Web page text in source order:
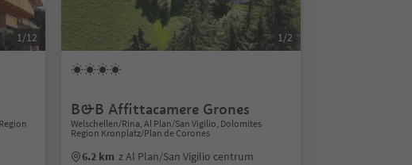
1/12 1/2
B&B Affittacamere Grones
Welschellen/Rina, Al Plan/San Vigilio, Dolomites
Region Kronplatz/Plan de Corones
6.2 km z Al Plan/San Vigilio centrum